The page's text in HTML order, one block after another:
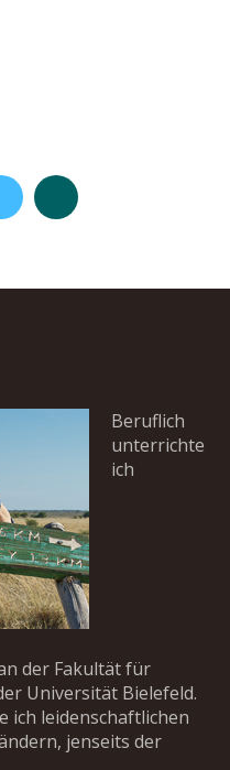
Vimeo
Beruflich
unterrichte
ich
der Fakultät für
Universität Bielefeld.
ich leidenschaftlichen
jenseits der